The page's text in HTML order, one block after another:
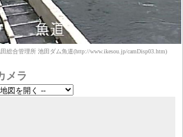
総合管理所 池田ダム魚道(http://www.ikesou.jp/camDisp03.htm)
メラ